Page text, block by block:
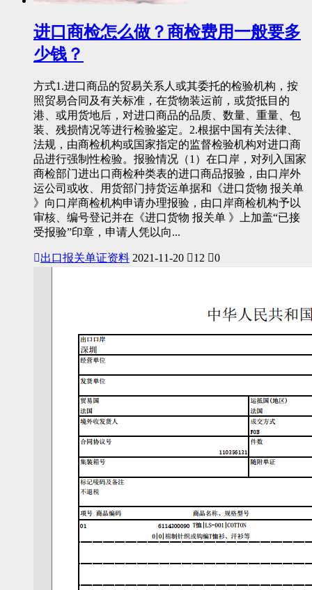
进口商检怎么做？商检费用一般要多
少钱？
方式1.进口商品的贸易关系人或其委托的检验机构，按
照贸易合同及有关标准，在货物装运前，或货抵目的
港、或用货地后，对进口商品的品质、数量、重量、包
装、残损情况等进行检验鉴定。2.根据中国有关法律、
法规，由商检机构或国家指定的监督检验机构对进口商
品进行强制性检验。报验情况（1）在口岸，对列入国家
商检部门进出口商检种类表的进口商品报验，由口岸外
运公司或收、用货部门持货运单据和《进口货物 报关单
》向口岸商检机构申请办理报验，由口岸商检机构予以
审核、编号登记并在《进口货物 报关单 》上加盖“已接
受报验”印章，申请人凭以向...
出口报关单证资料 2021-11-20 12 0